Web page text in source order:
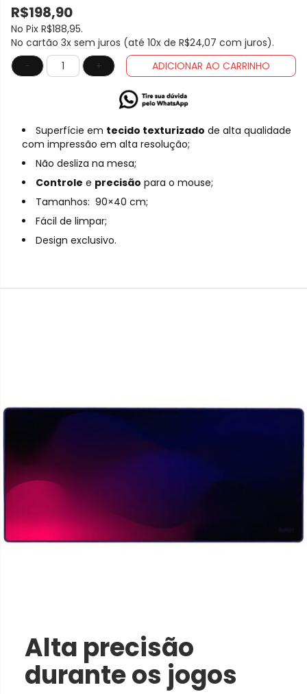
R$198,90
No Pix R$188,95.
No cartão 3x sem juros (até 10x de R$24,07 com juros).
-
+ ADICIONAR AO CARRINHO
Superfície em tecido texturizado de alta qualidade
com impressão em alta resolução;
Não desliza na mesa;
Controle e precisão para o mouse;
Tamanhos: 90×40 cm;
Fácil de limpar;
Design exclusivo.
Alta precisão
durante os jogos